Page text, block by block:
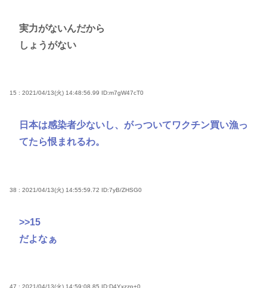
実力がないんだから
しょうがない
15 : 2021/04/13(火) 14:48:56.99 ID:m7gW47cT0
日本は感染者少ないし、がっついてワクチン買い漁っ
てたら恨まれるわ。
38 : 2021/04/13(火) 14:55:59.72 ID:7yB/ZHSG0
>>15
だよなぁ